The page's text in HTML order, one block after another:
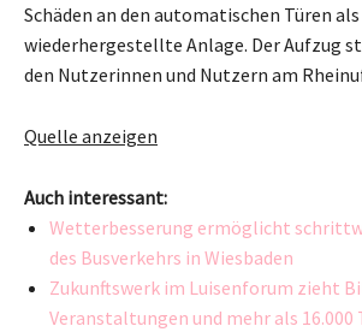
Schäden an den automatischen Türen als
wiederhergestellte Anlage. Der Aufzug
den Nutzerinnen und Nutzern am
Quelle anzeigen
Auch interessant:
Wetterbesserung ermöglicht
des Busverkehrs in Wiesbaden
Zukunftswerk im Luisenforum zieht
Veranstaltungen und mehr als 16.000